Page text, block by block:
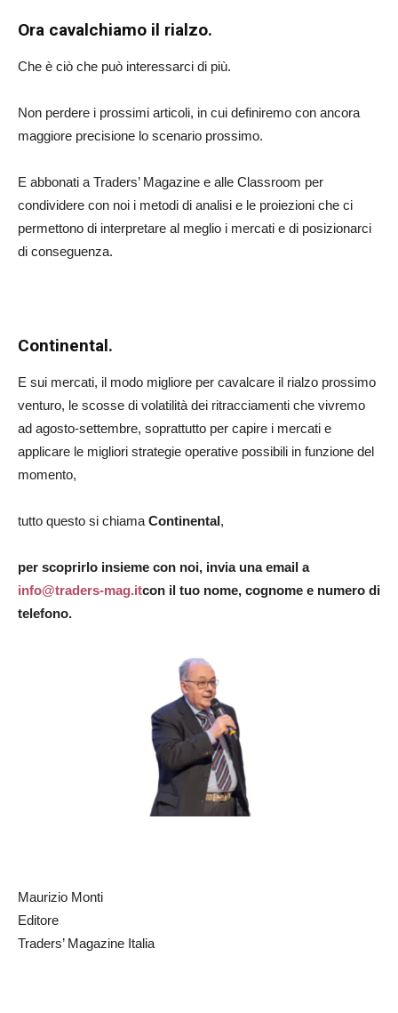
Ora cavalchiamo il rialzo.
Che è ciò che può interessarci di più.
Non perdere i prossimi articoli, in cui definiremo con ancora
maggiore precisione lo scenario prossimo.
E abbonati a Traders’ Magazine e alle Classroom per
condividere con noi i metodi di analisi e le proiezioni che ci
permettono di interpretare al meglio i mercati e di posizionarci
di conseguenza.
Continental.
E sui mercati, il modo migliore per cavalcare il rialzo prossimo
venturo, le scosse di volatilità dei ritracciamenti che vivremo
ad agosto-settembre, soprattutto per capire i mercati e
applicare le migliori strategie operative possibili in funzione del
momento,
tutto questo si chiama Continental,
per scoprirlo insieme con noi, invia una email a
info@traders-mag.itcon il tuo nome, cognome e numero di
telefono.
Maurizio Monti
Editore
Traders’ Magazine Italia